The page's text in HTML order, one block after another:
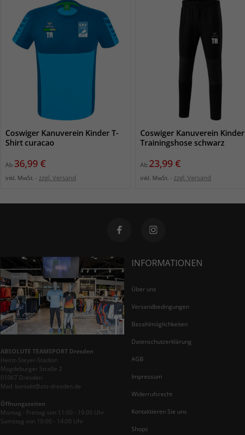
Coswiger Kanuverein Kinder T-
Shirt curacao
Ab Preis
36,99 €
inkl. MwSt. zzgl. Versand
Coswiger Kanuverein Kinder
Trainingshose schwarz
Ab Preis
23,99 €
inkl. MwSt. zzgl. Versand
ABSOLUTE TEAMSPORT Dresden
Heinz-Steyer-Stadion
Magdeburger Straße 2
01067 Dresden
Mail: kontakt@ats-dresden.de
Öffnungszeiten
Montag - Freitag von 11:00 - 19:00 Uhr
Samstag von 10:00 - 14:00 Uhr
INFORMATIONEN
Über uns
Versandbedingungen
Bezahlmöglichkeiten
Datenschutzerklärung
AGB
Impressum
Widerrufsrecht
Kontaktieren Sie uns
Shops